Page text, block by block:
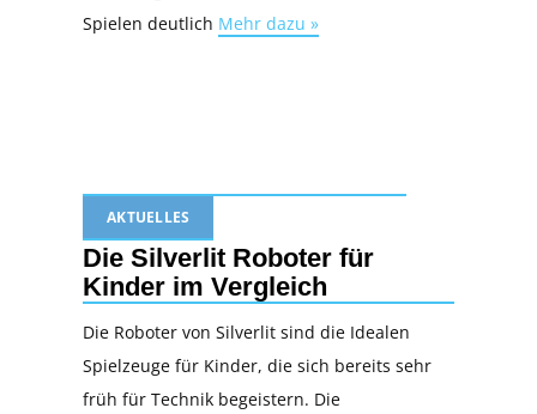
Spielen deutlich Mehr dazu »
AKTUELLES
Die Silverlit Roboter für
Kinder im Vergleich
Die Roboter von Silverlit sind die Idealen
Spielzeuge für Kinder, die sich bereits sehr
früh für Technik begeistern. Die